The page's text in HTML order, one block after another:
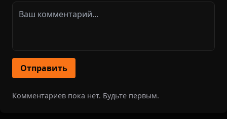
Отправить
Комментариев пока нет. Будьте первым.